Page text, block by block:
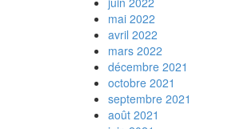
mai 2022
avril 2022
mars 2022
décembre 2021
octobre 2021
septembre 2021
août 2021